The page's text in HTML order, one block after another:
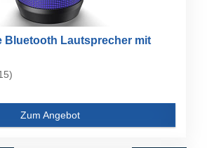
Bluetooth Lautsprecher mit
Zum Angebot